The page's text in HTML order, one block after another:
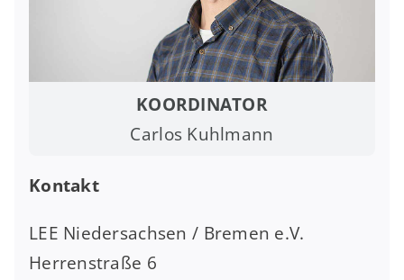
KOORDINATOR
Carlos Kuhlmann
Kontakt
LEE Niedersachsen / Bremen e.V.
Herrenstraße 6